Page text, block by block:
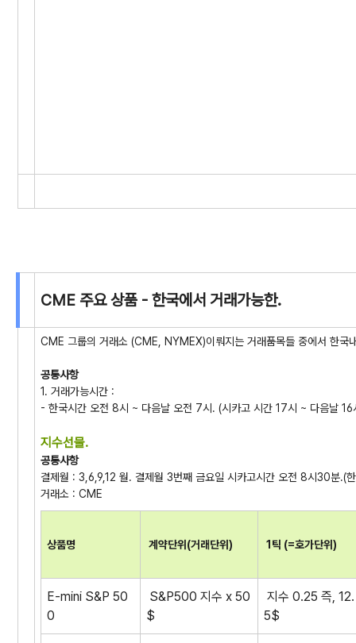
CME 주요 상품 - 한국에서 거래가능한.
CME 그룹의 거래소 (CME, NYMEX)이뤄지는 거래품목들 중에서 한국
공통사항
1. 거래가능시간 :
- 한국시간 오전 8시 ~ 다음날 오전 7시. (시카고 시간 17시 ~ 다음날 16
지수선물.
공통사항
결제월 : 3,6,9,12 월. 결제월 3번째 금요일 시카고시간 오전 8시30분.(
거래소 : CME
상품명 계약단위(거래단위) 1틱 (=호가단위)
E-mini S&P 50
0
S&P500 지수 x 50
$
지수 0.25 즉, 12.
5$